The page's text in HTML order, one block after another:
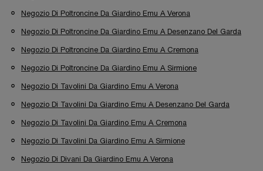
Negozio Di Poltroncine Da Giardino Emu A Verona
Negozio Di Poltroncine Da Giardino Emu A Desenzano Del Garda
Negozio Di Poltroncine Da Giardino Emu A Cremona
Negozio Di Poltroncine Da Giardino Emu A Sirmione
Negozio Di Tavolini Da Giardino Emu A Verona
Negozio Di Tavolini Da Giardino Emu A Desenzano Del Garda
Negozio Di Tavolini Da Giardino Emu A Cremona
Negozio Di Tavolini Da Giardino Emu A Sirmione
Negozio Di Divani Da Giardino Emu A Verona